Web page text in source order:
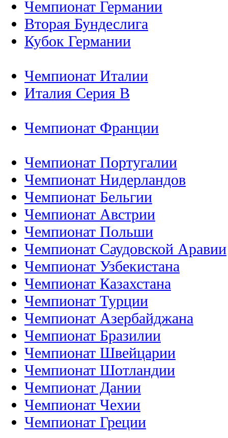
Чемпионат Германии
Вторая Бундеслига
Кубок Германии
Чемпионат Италии
Италия Серия B
Чемпионат Франции
Чемпионат Португалии
Чемпионат Нидерландов
Чемпионат Бельгии
Чемпионат Австрии
Чемпионат Польши
Чемпионат Саудовской Аравии
Чемпионат Узбекистана
Чемпионат Казахстана
Чемпионат Турции
Чемпионат Азербайджана
Чемпионат Бразилии
Чемпионат Швейцарии
Чемпионат Шотландии
Чемпионат Дании
Чемпионат Чехии
Чемпионат Греции